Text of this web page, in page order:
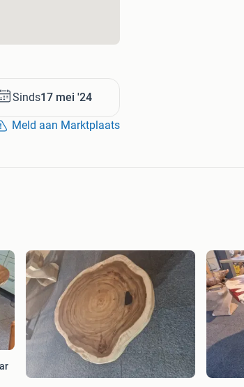
Sinds17 mei '24
Meld aan Marktplaats